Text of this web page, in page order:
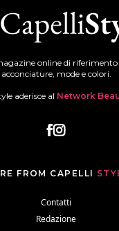
online di riferimento
acconciature, mode e colori.
aderisce al Network
FROM CAPELLI
Contatti
Redazione